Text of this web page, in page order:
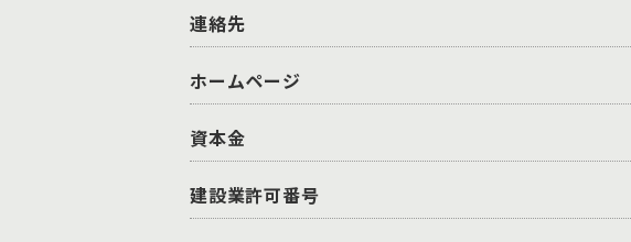
連絡先
ホームページ
資本金
建設業許可番号